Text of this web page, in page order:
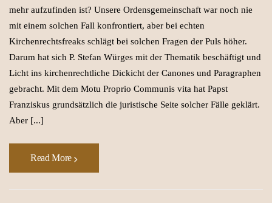
mehr aufzufinden ist? Unsere Ordensgemeinschaft war noch nie
mit einem solchen Fall konfrontiert, aber bei echten
Kirchenrechtsfreaks schlägt bei solchen Fragen der Puls höher.
Darum hat sich P. Stefan Würges mit der Thematik beschäftigt und
Licht ins kirchenrechtliche Dickicht der Canones und Paragraphen
gebracht. Mit dem Motu Proprio Communis vita hat Papst
Franziskus grundsätzlich die juristische Seite solcher Fälle geklärt.
Aber [...]
Read More